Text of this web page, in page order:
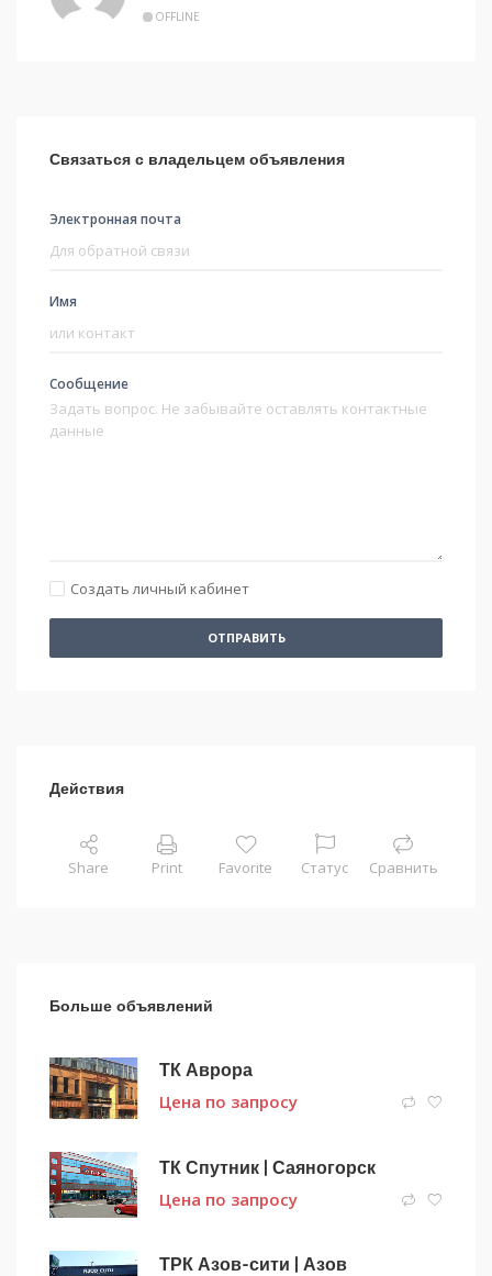
OFFLINE
Связаться с владельцем объявления
Электронная почта
Имя
Сообщение
Создать личный кабинет
ОТПРАВИТЬ
Действия
Share Print Favorite Статус Сравнить
Больше объявлений
ТК Аврора
Цена по запросу
ТК Спутник | Саяногорск
Цена по запросу
ТРК Азов-сити | Азов